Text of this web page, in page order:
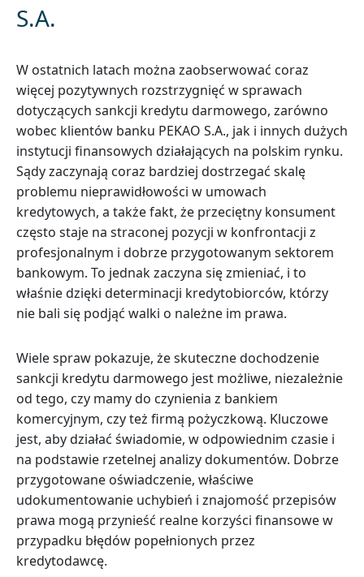
S.A.
W ostatnich latach można zaobserwować coraz
więcej pozytywnych rozstrzygnięć w sprawach
dotyczących sankcji kredytu darmowego, zarówno
wobec klientów banku PEKAO S.A., jak i innych dużych
instytucji finansowych działających na polskim rynku.
Sądy zaczynają coraz bardziej dostrzegać skalę
problemu nieprawidłowości w umowach
kredytowych, a także fakt, że przeciętny konsument
często staje na straconej pozycji w konfrontacji z
profesjonalnym i dobrze przygotowanym sektorem
bankowym. To jednak zaczyna się zmieniać, i to
właśnie dzięki determinacji kredytobiorców, którzy
nie bali się podjąć walki o należne im prawa.
Wiele spraw pokazuje, że skuteczne dochodzenie
sankcji kredytu darmowego jest możliwe, niezależnie
od tego, czy mamy do czynienia z bankiem
komercyjnym, czy też firmą pożyczkową. Kluczowe
jest, aby działać świadomie, w odpowiednim czasie i
na podstawie rzetelnej analizy dokumentów. Dobrze
przygotowane oświadczenie, właściwe
udokumentowanie uchybień i znajomość przepisów
prawa mogą przynieść realne korzyści finansowe w
przypadku błędów popełnionych przez
kredytodawcę.